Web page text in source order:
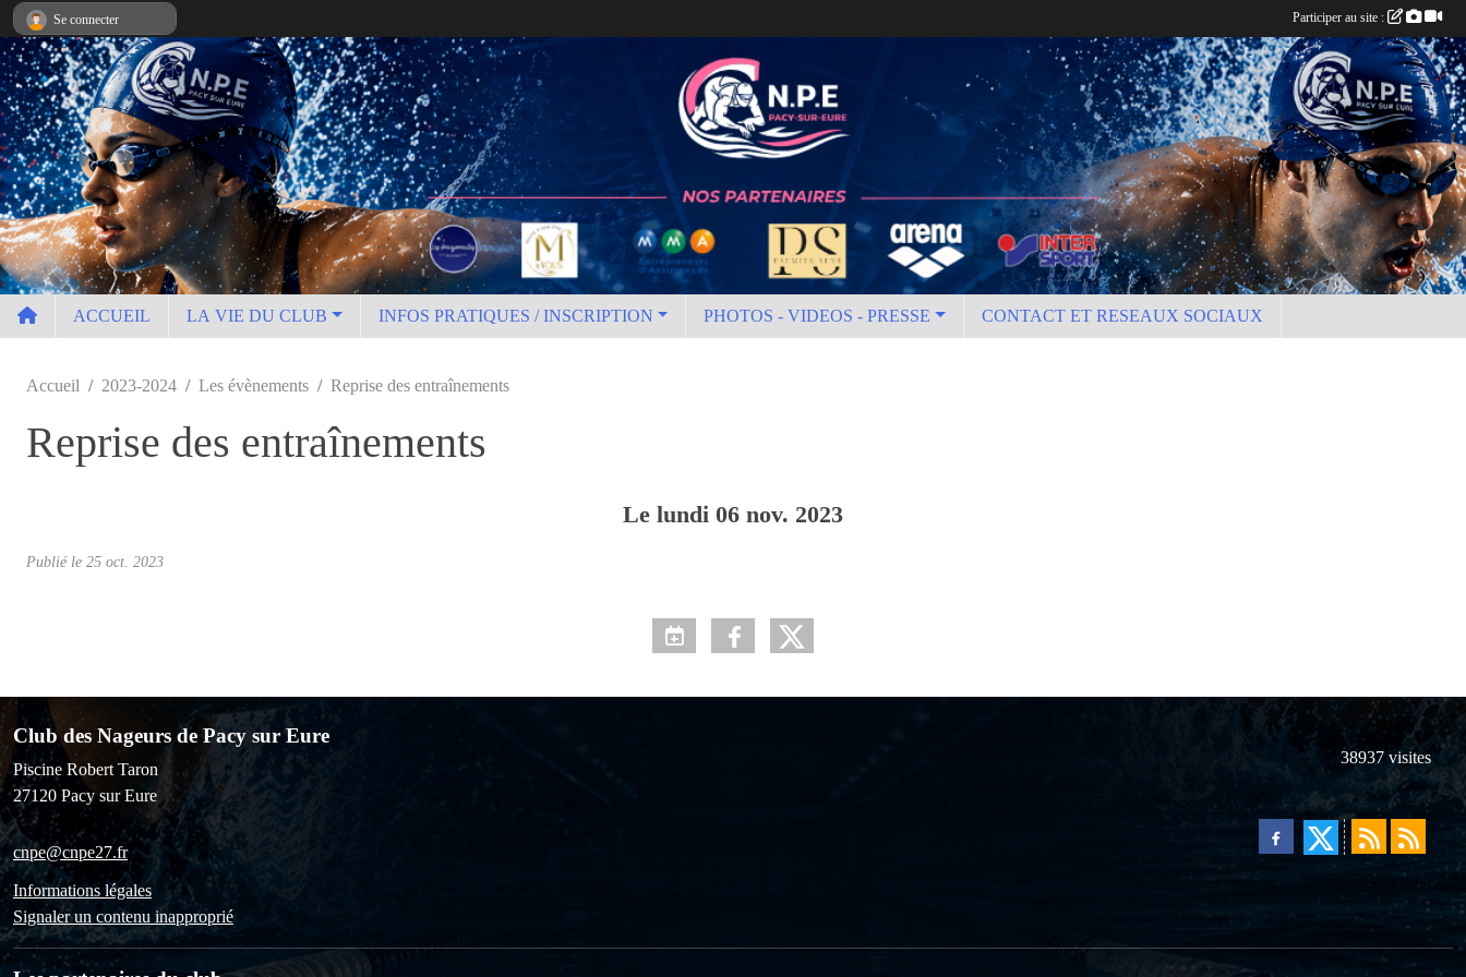
ACCUEIL LA VIE DU CLUB INFOS PRATIQUES / INSCRIPTION PHOTOS - VIDEOS - PRESSE CONTACT ET RESEAUX SOCIAUX
Accueil 2023-2024 Les évènements Reprise des entraînements
Reprise des entraînements
Le lundi 06 nov. 2023
Publié le 25 oct. 2023
Club des Nageurs de Pacy sur Eure
Piscine Robert Taron
27120 Pacy sur Eure
cnpe@cnpe27.fr
Informations légales
Signaler un contenu inapproprié
38937 visites
Se connecter Participer au site :
Panneau de gestion des cookies